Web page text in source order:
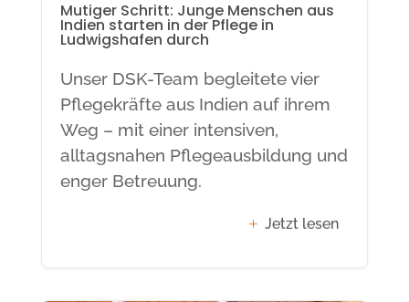
Mutiger Schritt: Junge Menschen aus
Indien starten in der Pflege in
Ludwigshafen durch
Unser DSK-Team begleitete vier
Pflegekräfte aus Indien auf ihrem
Weg – mit einer intensiven,
alltagsnahen Pflegeausbildung und
enger Betreuung.
Jetzt lesen